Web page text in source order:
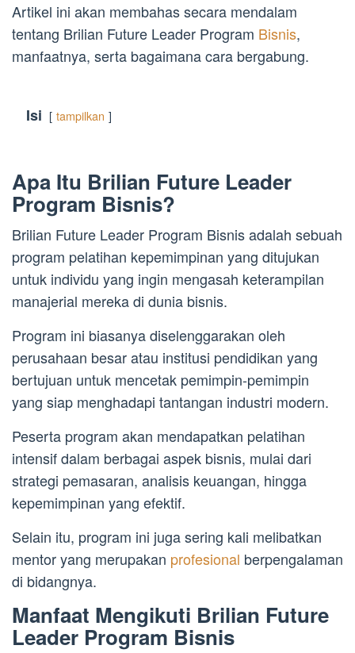
Artikel ini akan membahas secara mendalam
tentang Brilian Future Leader Program Bisnis,
manfaatnya, serta bagaimana cara bergabung.
Isi tampilkan
Apa Itu Brilian Future Leader
Program Bisnis?
Brilian Future Leader Program Bisnis adalah sebuah
program pelatihan kepemimpinan yang ditujukan
untuk individu yang ingin mengasah keterampilan
manajerial mereka di dunia bisnis.
Program ini biasanya diselenggarakan oleh
perusahaan besar atau institusi pendidikan yang
bertujuan untuk mencetak pemimpin-pemimpin
yang siap menghadapi tantangan industri modern.
Peserta program akan mendapatkan pelatihan
intensif dalam berbagai aspek bisnis, mulai dari
strategi pemasaran, analisis keuangan, hingga
kepemimpinan yang efektif.
Selain itu, program ini juga sering kali melibatkan
mentor yang merupakan profesional berpengalaman
di bidangnya.
Manfaat Mengikuti Brilian Future
Leader Program Bisnis